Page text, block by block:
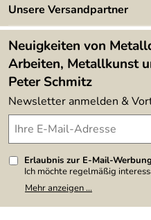
Newsletter
Lieferbedingungen
Kundenbewertungen (394)
4,9/5
Unsere Versandpartner
Neuigkeiten von
Arbeiten, Metallkunst
Peter Schmitz
Newsletter anmelden &
Erlaubnis zur E-Mail-Werbung
Ich möchte regelmäßig
Meine E-Mail-Adresse wird
weitergegeben. Zu
Mehr anzeigen ...